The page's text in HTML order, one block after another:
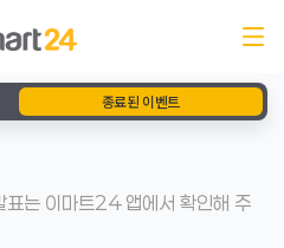
종료된 이벤트
표는 이마트24 앱에서 확인해 주